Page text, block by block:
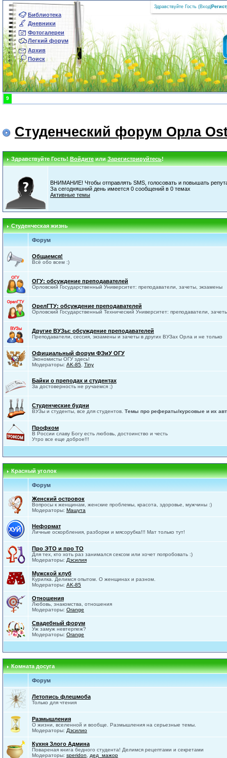
Библиотека
Дневники
Фотогалереи
Легкий форум
Архив
Поиск
Здравствуйте Гость (Вход
9
Студенческий форум Орла
Здравствуйте Гость!ВойдитеилиЗарегистрируйтесь!
ВНИМАНИЕ! Чтобы отправлять SMS, голосовать и повышать
За сегодняшний день имеется 0 сообщений в 0 темах
Активные темы
Студенческая жизнь
Форум
Общаемся!
Всё обо всем :)
ОГУ: обсуждение преподавателей
Орловский Государственный Университет: преподаватели, зачеты, экзамены
ОрелГТУ: обсуждение преподавателей
Орловский Государственный Технический Университет: преподаватели,
Другие ВУЗы: обсуждение преподавателей
Преподаватели, сессия, экзамены и зачеты в других ВУЗах Орла и не только
Официальный форум ФЭиУ ОГУ
Экономисты ОГУ здесь!
Модераторы: AK-85, Tiny
Байки о преподах и студентах
За достоверность не ручаемся ;)
Студенческие будни
ВУЗы и студенты, все для студентов. Темы про рефераты/курсовые и их
Профком
В России славу Богу есть любовь, достоинство и честь
Утро все еще доброе!!!
Красный уголок
Форум
Женский островок
Вопросы к женщинам, женские проблемы, красота, здоровье, мужчины :)
Модераторы: Машута
Неформат
Личные оскорбления, разборки и мясорубка!!! Мат только тут!
Про ЭТО и про ТО
Для тех, кто хоть раз занимался сексом или хочет попробовать :)
Модераторы: Дэсилия
Мужской клуб
Курилка. Делимся опытом. О женщинах и разном.
Модераторы: AK-85
Отношения
Любовь, знакомства, отношения
Модераторы: Orange
Свадебный форум
Уж замуж невтерпеж?
Модераторы: Orange
Комната досуга
Форум
Летопись флешмоба
Только для чтения
Размышления
О жизни, вселенной и вообще. Размышления на серьезные темы.
Модераторы: Дэсилио
Кухня Злого Админа
Повареная книга бедного студента! Делимся рецептами и секретами
Модераторы: speridon дед_мажор